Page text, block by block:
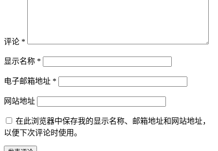
评论 *
显示名称 *
电子邮箱地址 *
网站地址
在此浏览器中保存我的显示名称、邮箱地址和网站地址，
以便下次评论时使用。